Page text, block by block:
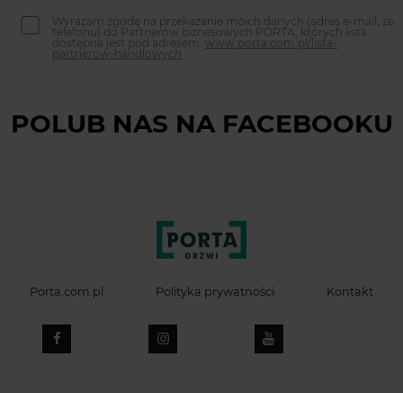
Wyrażam zgodę na przekazanie moich danych (adres e-mail, że
telefonu) do Partnerów biznesowych PORTA, których lista
dostępna jest pod adresem:
www.porta.com.pl/lista-
partnerow-handlowych
POLUB NAS NA FACEBOOKU
Porta.com.pl Polityka prywatności Kontakt